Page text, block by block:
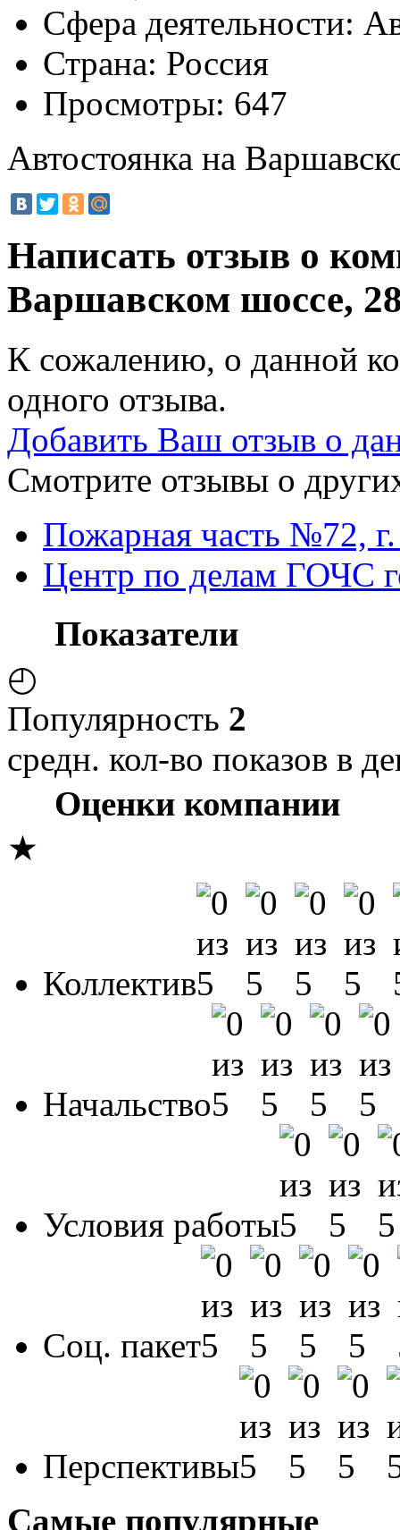
Сфера деятельности:
Страна: Россия
Просмотры: 647
Автостоянка на
Написать отзыв о
Варшавском шоссе,
К сожалению, о данной
одного отзыва.
Добавить Ваш отзыв о
Смотрите отзывы о
Пожарная часть №72,
Центр по делам ГОЧС
Показатели
◴
Популярность 2
средн. кол-во показов в
Оценки компании
★
Коллектив
Начальство
Условия работы
Соц. пакет
Перспективы
Самые популярные